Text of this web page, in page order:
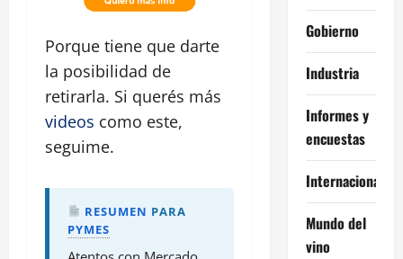
Porque tiene que darte
la posibilidad de
retirarla. Si querés más
videos como este,
seguime.
RESUMEN PARA
PYMES
Gobierno
Industria
Informes y
encuestas
Internacional
Mundo del
vino